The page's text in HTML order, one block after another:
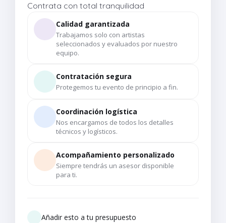
Contrata con total tranquilidad
Calidad garantizada
Trabajamos solo con artistas
seleccionados y evaluados por nuestro
equipo.
Contratación segura
Protegemos tu evento de principio a fin.
Coordinación logística
Nos encargamos de todos los detalles
técnicos y logísticos.
Acompañamiento personalizado
Siempre tendrás un asesor disponible
para ti.
Añadir esto a tu presupuesto